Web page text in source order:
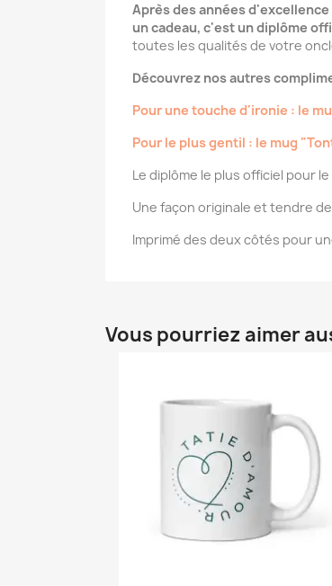
Après des années
un cadeau, c'est un diplôme
toutes les qualités de votre
Découvrez nos autres
Pour une touche d'ironie : le
Pour le plus gentil : le mug
Le diplôme le plus officiel pour
Une façon originale et tendre
Imprimé des deux côtés pour
Vous pourriez aimer